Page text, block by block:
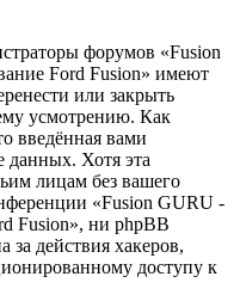
форумов «Fusion
Ford Fusion» имеют
или закрыть
усмотрению. Как
введённая вами
данных. Хотя эта
лицам без вашего
«Fusion GURU -
Fusion», ни phpBB
за действия хакеров,
доступу к